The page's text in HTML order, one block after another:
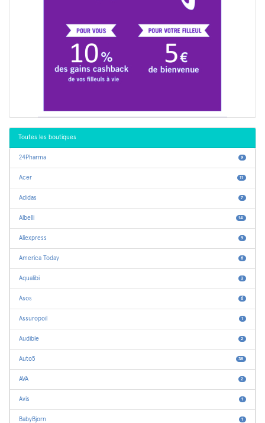
Toutes les boutiques
24Pharma 9
Acer 11
Adidas 7
Albelli 14
Aliexpress 9
America Today 6
Aqualibi 3
Asos 6
Assuropoil 1
Audible 2
Auto5 38
AVA 2
Avis 1
BabyBjorn 1